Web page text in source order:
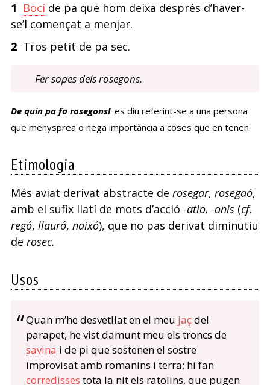
1 Bocíde pa que hom deixa després d’haver-
se’l començat a menjar.
2Tros petit de pa sec.
Fer sopes dels rosegons.
De quin pa fa rosegons!: es diu referint-se a una persona
que menysprea o nega importància a coses que en tenen.
Etimologia
Més aviat derivat abstracte de rosegar, rosegaó,
amb el sufix llatí de mots d’acció -atio, -onis(cf.
regó, llauró, naixó), que no pas derivat diminutiu
de rosec.
Usos
Quan m’he desvetllat en el meu jaçdel
parapet, he vist damunt meu els troncs de
savina i de pi que sostenen el sostre
improvisat amb romanins i terra; hi fan
corredisses tota la nit els ratolins, que pugen